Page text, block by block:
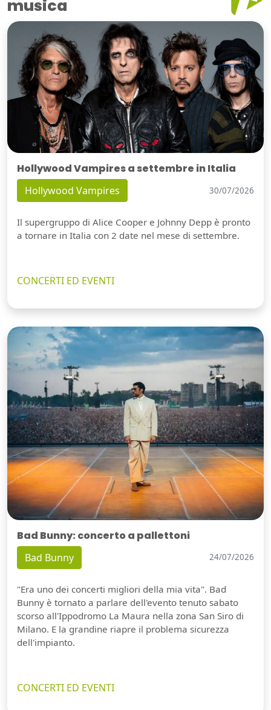
musica
Hollywood Vampires a settembre in Italia
Hollywood Vampires 30/07/2026
Il supergruppo di Alice Cooper e Johnny Depp è pronto
a tornare in Italia con 2 date nel mese di settembre.
CONCERTI ED EVENTI
Bad Bunny: concerto a pallettoni
Bad Bunny 24/07/2026
"Era uno dei concerti migliori della mia vita". Bad
Bunny è tornato a parlare dell'evento tenuto sabato
scorso all'Ippodromo La Maura nella zona San Siro di
Milano. E la grandine riapre il problema sicurezza
dell'impianto.
CONCERTI ED EVENTI